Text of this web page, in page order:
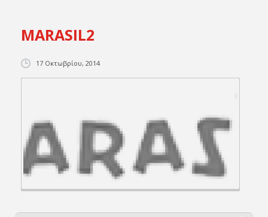
MARASIL2
17 Οκτωβρίου, 2014